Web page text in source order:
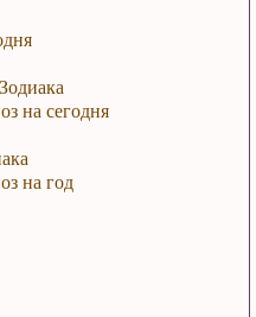
на сегодня
на год